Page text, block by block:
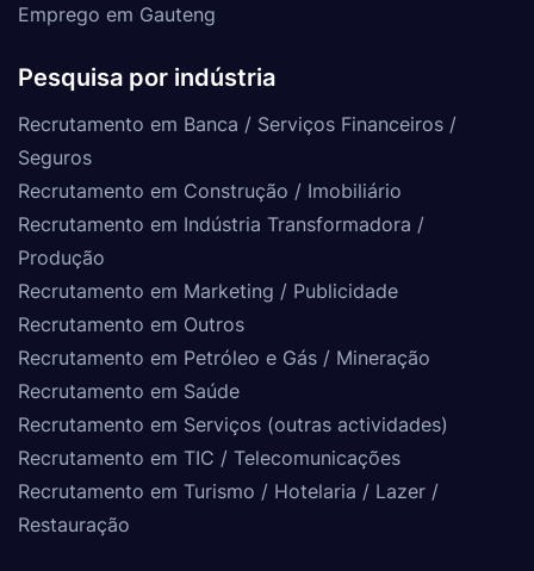
Emprego em Gauteng
Pesquisa por indústria
Recrutamento em Banca / Serviços Financeiros /
Seguros
Recrutamento em Construção / Imobiliário
Recrutamento em Indústria Transformadora /
Produção
Recrutamento em Marketing / Publicidade
Recrutamento em Outros
Recrutamento em Petróleo e Gás / Mineração
Recrutamento em Saúde
Recrutamento em Serviços (outras actividades)
Recrutamento em TIC / Telecomunicações
Recrutamento em Turismo / Hotelaria / Lazer /
Restauração